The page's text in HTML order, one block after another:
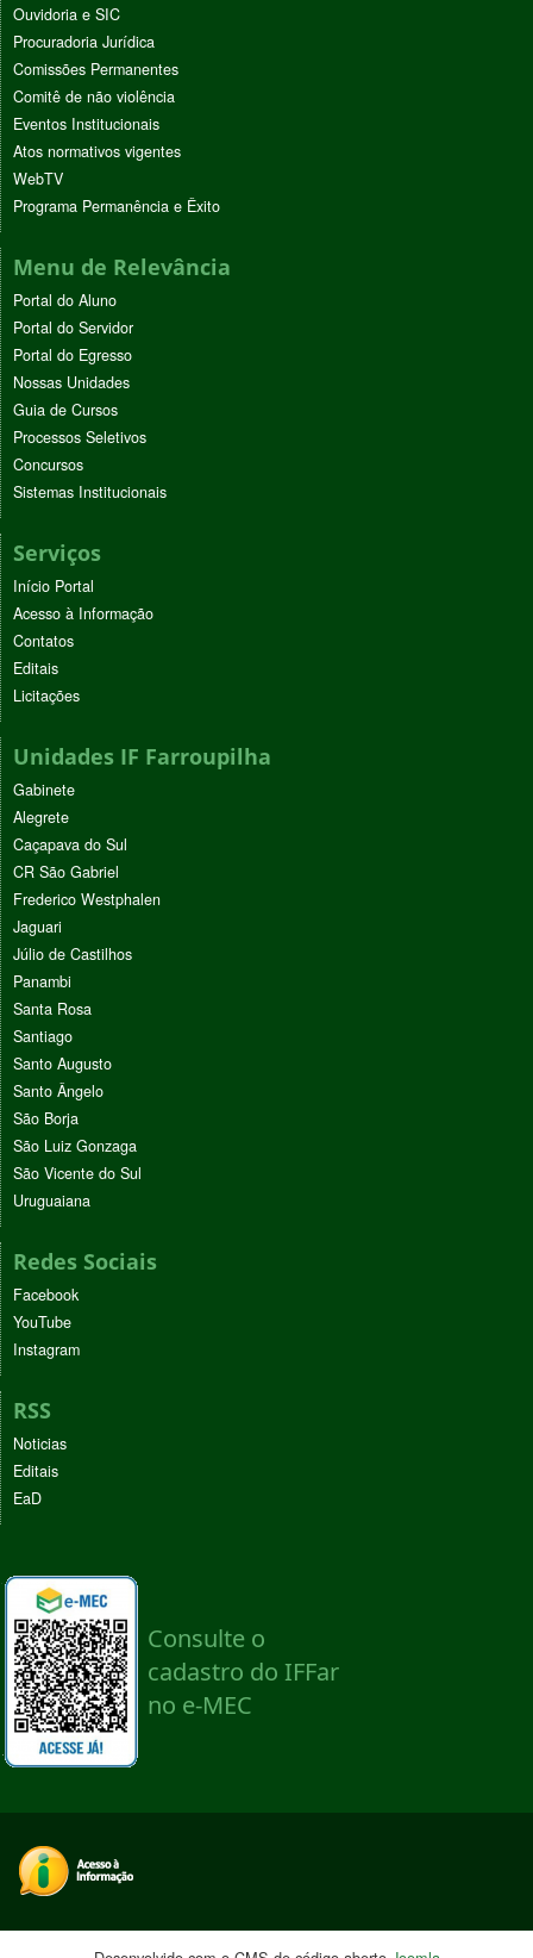
Ouvidoria e SIC
Procuradoria Jurídica
Comissões Permanentes
Comitê de não violência
Eventos Institucionais
Atos normativos vigentes
WebTV
Programa Permanência e Êxito
Menu de Relevância
Portal do Aluno
Portal do Servidor
Portal do Egresso
Nossas Unidades
Guia de Cursos
Processos Seletivos
Concursos
Sistemas Institucionais
Serviços
Início Portal
Acesso à Informação
Contatos
Editais
Licitações
Unidades IF Farroupilha
Gabinete
Alegrete
Caçapava do Sul
CR São Gabriel
Frederico Westphalen
Jaguari
Júlio de Castilhos
Panambi
Santa Rosa
Santiago
Santo Augusto
Santo Ângelo
São Borja
São Luiz Gonzaga
São Vicente do Sul
Uruguaiana
Redes Sociais
Facebook
YouTube
Instagram
RSS
Noticias
Editais
EaD